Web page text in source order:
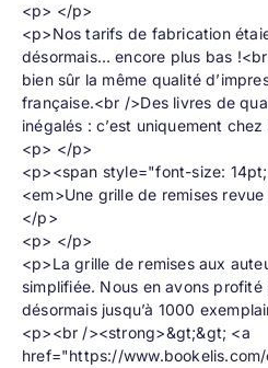
<p> </p>
<p>Nos tarifs de fabrication
désormais… encore plus bas
bien sûr la même qualité
française.<br />Des livres de
inégalés : c’est uniquement
<p> </p>
<p><span style="font-size:
<em>Une grille de remises
</p>
<p> </p>
<p>La grille de remises aux
simplifiée. Nous en avons profité
désormais jusqu’à 1000
<p><br /><strong>&gt;&gt; <a
href="https://